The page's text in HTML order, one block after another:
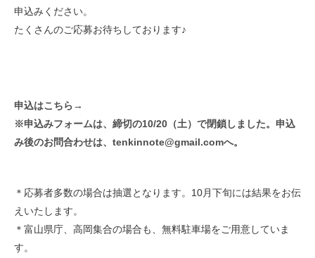
申込みください。
たくさんのご応募お待ちしております♪
申込はこちら→
※申込みフォームは、締切の10/20（土）で閉鎖しました。申込
み後のお問合わせは、tenkinnote@gmail.comへ。
＊応募者多数の場合は抽選となります。10月下旬には結果をお伝
えいたします。
＊富山県庁、高岡集合の場合も、無料駐車場をご用意していま
す。